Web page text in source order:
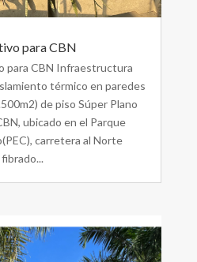
para CBN
para CBN Infraestructura
térmico en paredes
de piso Súper Plano
ubicado en el Parque
carretera al Norte